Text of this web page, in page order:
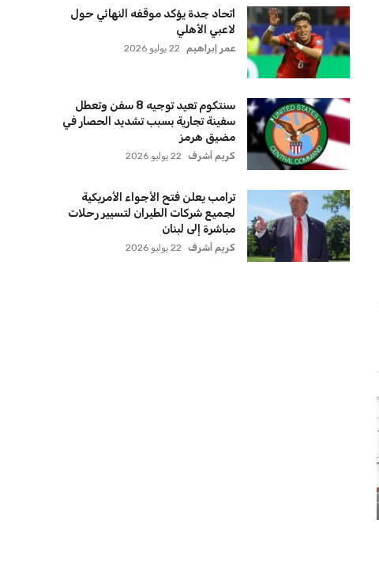
اتحاد جدة يؤكد موقفه النهائي حول
لاعبي الأهلي
عمر إبراهيم 22 يوليو 2026
سنتكوم تعيد توجيه 8 سفن وتعطل
سفينة تجارية بسبب تشديد الحصار في
مضيق هرمز
كريم أشرف 22 يوليو 2026
ترامب يعلن فتح الأجواء الأمريكية
لجميع شركات الطيران لتسيير رحلات
مباشرة إلى لبنان
كريم أشرف 22 يوليو 2026